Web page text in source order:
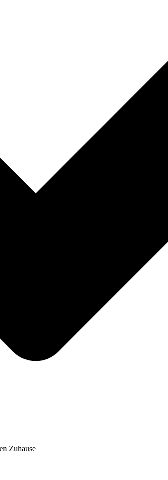
Zuhause